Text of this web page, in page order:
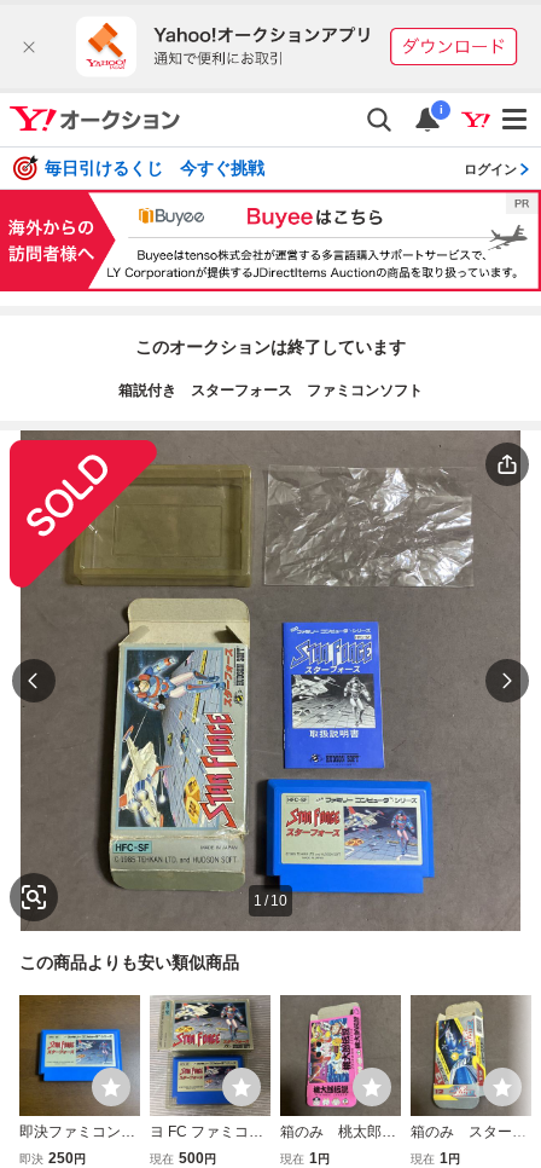
i
毎日引けるくじ 今すぐ挑戦 ログイン
このオークションは終了しています
箱説付き スターフォース ファミコンソフト
1 / 10
この商品よりも安い類似商品
即決ファミコンソ
フト スターフォー
即決 250円
ヨ FC ファミコン
スターフォース 箱
現在 500円
箱のみ 桃太郎伝
説 ファミコン
現在 1円
箱のみ スターラ
スター ファミコン
現在 1円